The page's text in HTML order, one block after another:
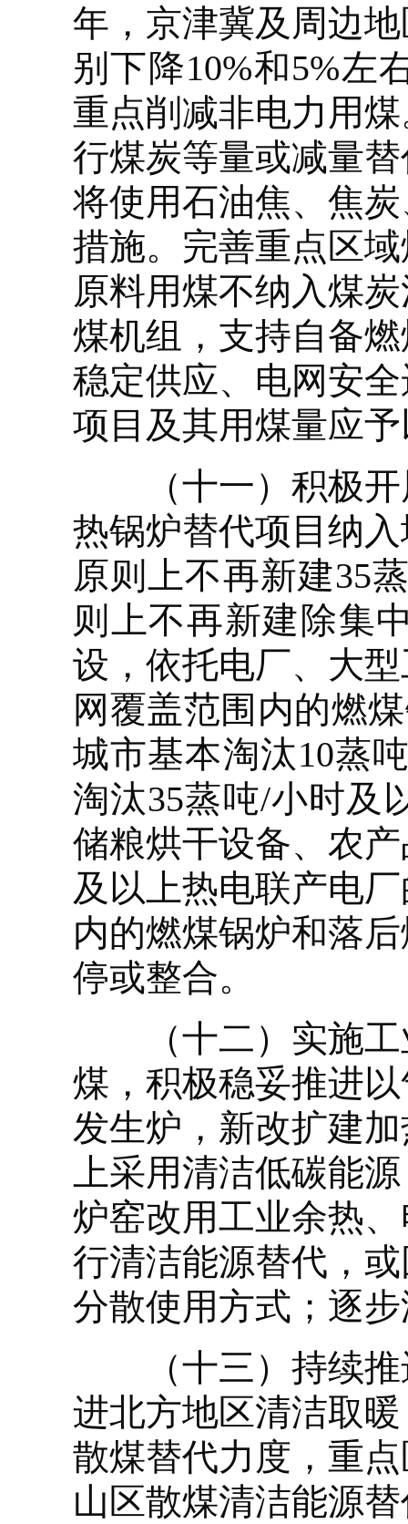
年，京津冀及周边
别下降10%和5%左
重点削减非电力用
行煤炭等量或减量
将使用石油焦、焦
措施。完善重点区
原料用煤不纳入煤
煤机组，支持自备
稳定供应、电网安
项目及其用煤量应
（十一）积极开
热锅炉替代项目纳
原则上不再新建35
则上不再新建除集
设，依托电厂、大
网覆盖范围内的燃
城市基本淘汰10蒸
淘汰35蒸吨/小时及
储粮烘干设备、农
及以上热电联产电
内的燃煤锅炉和落
停或整合。
（十二）实施工
煤，积极稳妥推进
发生炉，新改扩建
上采用清洁低碳能
炉窑改用工业余热
行清洁能源替代，
分散使用方式；逐
（十三）持续推
进北方地区清洁取
散煤替代力度，重
山区散煤清洁能源